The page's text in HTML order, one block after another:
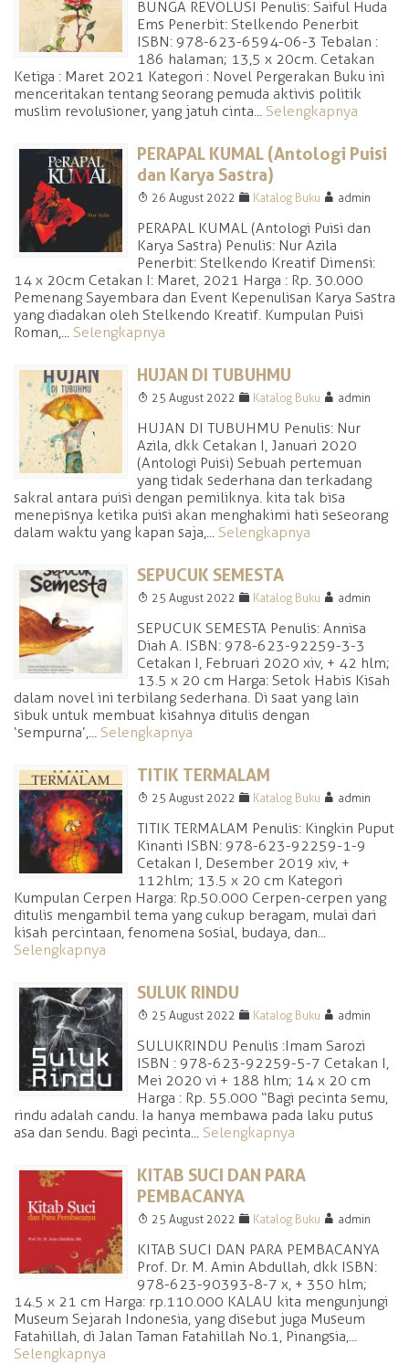
BUNGA REVOLUSI Penulis: Saiful Huda
Ems Penerbit: Stelkendo Penerbit
ISBN: 978-623-6594-06-3 Tebalan :
186 halaman; 13,5 x 20cm. Cetakan
Ketiga : Maret 2021 Kategori : Novel Pergerakan Buku ini
menceritakan tentang seorang pemuda aktivis politik
muslim revolusioner, yang jatuh cinta... Selengkapnya
PERAPAL KUMAL (Antologi Puisi
dan Karya Sastra)
T 26 August 2022 F Katalog Buku A admin
PERAPAL KUMAL (Antologi Puisi dan
Karya Sastra) Penulis: Nur Azila
Penerbit: Stelkendo Kreatif Dimensi:
14 x 20cm Cetakan I: Maret, 2021 Harga : Rp. 30.000
Pemenang Sayembara dan Event Kepenulisan Karya Sastra
yang diadakan oleh Stelkendo Kreatif. Kumpulan Puisi
Roman,... Selengkapnya
HUJAN DI TUBUHMU
T 25 August 2022 F Katalog Buku A admin
HUJAN DI TUBUHMU Penulis: Nur
Azila, dkk Cetakan I, Januari 2020
(Antologi Puisi) Sebuah pertemuan
yang tidak sederhana dan terkadang
sakral antara puisi dengan pemiliknya. kita tak bisa
menepisnya ketika puisi akan menghakimi hati seseorang
dalam waktu yang kapan saja,... Selengkapnya
SEPUCUK SEMESTA
T 25 August 2022 F Katalog Buku A admin
SEPUCUK SEMESTA Penulis: Annisa
Diah A. ISBN: 978-623-92259-3-3
Cetakan I, Februari 2020 xiv, + 42 hlm;
13.5 x 20 cm Harga: Setok Habis Kisah
dalam novel ini terbilang sederhana. Di saat yang lain
sibuk untuk membuat kisahnya ditulis dengan
‘sempurna’,... Selengkapnya
TITIK TERMALAM
T 25 August 2022 F Katalog Buku A admin
TITIK TERMALAM Penulis: Kingkin Puput
Kinanti ISBN: 978-623-92259-1-9
Cetakan I, Desember 2019 xiv, +
112 hlm; 13.5 x 20 cm Kategori
Kumpulan Cerpen Harga: Rp.50.000 Cerpen-cerpen yang
ditulis mengambil tema yang cukup beragam, mulai dari
kisah percintaan, fenomena sosial, budaya, dan...
Selengkapnya
SULUK RINDU
T 25 August 2022 F Katalog Buku A admin
SULUK RINDU Penulis :Imam Sarozi
ISBN : 978-623-92259-5-7 Cetakan I,
Mei 2020 vi + 188 hlm; 14 x 20 cm
Harga : Rp. 55.000 “Bagi pecinta semu,
rindu adalah candu. Ia hanya membawa pada laku putus
asa dan sendu. Bagi pecinta... Selengkapnya
KITAB SUCI DAN PARA
PEMBACANYA
T 25 August 2022 F Katalog Buku A admin
KITAB SUCI DAN PARA PEMBACANYA
Prof. Dr. M. Amin Abdullah, dkk ISBN:
978-623-90393-8-7 x, + 350 hlm;
14.5 x 21 cm Harga: rp.110.000 KALAU kita mengunjungi
Museum Sejarah Indonesia, yang disebut juga Museum
Fatahillah, di Jalan Taman Fatahillah No.1, Pinangsia,...
Selengkapnya